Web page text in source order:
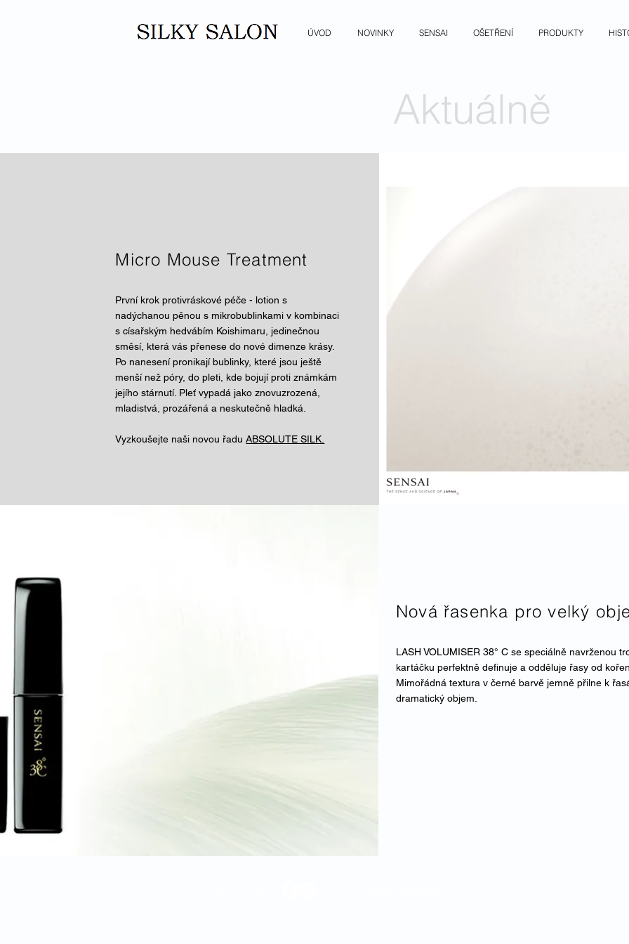
ÚVOD NOVINKY SENSAI OŠETŘENÍ PRODUKTY
Aktuálně
Micro Mouse Treatment
První krok protivráskové péče - lotion s
nadýchanou pěnou s mikrobublinkami v kombinaci
s císařským hedvábím Koishimaru, jedinečnou
směsí, která vás přenese do nové dimenze krásy.
Po nanesení pronikají bublinky, které jsou ještě
menší než póry, do pleti, kde bojují proti známkám
jejího stárnutí. Pleť vypadá jako znovuzrozená,
mladistvá, prozářená a neskutečně hladká.
Vyzkoušejte naši novou řaduABSOLUTE SILK.
Nová řasenka pro velký
LASH VOLUMISER 38° C se speciálně navrženou
kartáčku perfektně definuje a odděluje řasy od
Mimořádná textura v černé barvě jemně přilne k
dramatický objem.